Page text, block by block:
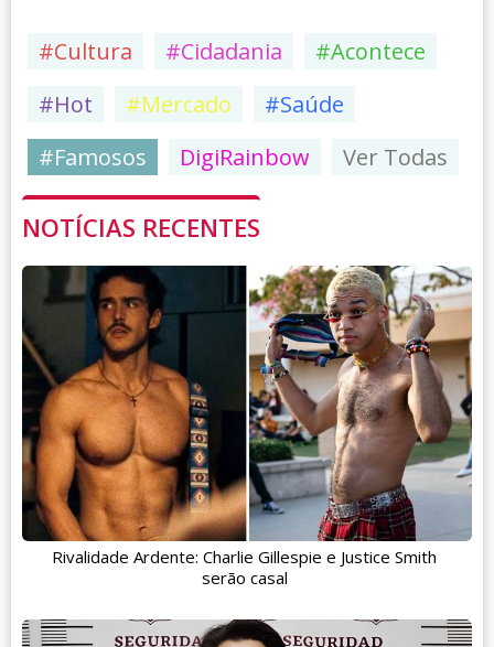
#Cultura #Cidadania
#Acontece
#Hot
#Mercado
#Saúde
#Famosos
DigiRainbow Ver Todas
NOTÍCIAS RECENTES
Rivalidade Ardente: Charlie Gillespie e Justice Smith
serão casal